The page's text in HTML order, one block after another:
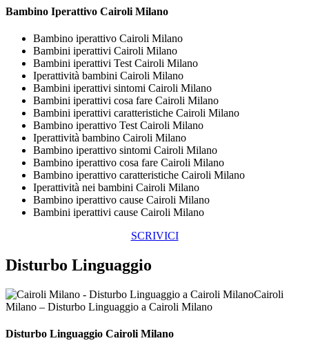
Bambino Iperattivo Cairoli Milano
Bambino iperattivo Cairoli Milano
Bambini iperattivi Cairoli Milano
Bambini iperattivi Test Cairoli Milano
Iperattività bambini Cairoli Milano
Bambini iperattivi sintomi Cairoli Milano
Bambini iperattivi cosa fare Cairoli Milano
Bambini iperattivi caratteristiche Cairoli Milano
Bambino iperattivo Test Cairoli Milano
Iperattività bambino Cairoli Milano
Bambino iperattivo sintomi Cairoli Milano
Bambino iperattivo cosa fare Cairoli Milano
Bambino iperattivo caratteristiche Cairoli Milano
Iperattività nei bambini Cairoli Milano
Bambino iperattivo cause Cairoli Milano
Bambini iperattivi cause Cairoli Milano
SCRIVICI
Disturbo Linguaggio
Cairoli
Milano – Disturbo Linguaggio a Cairoli Milano
Disturbo Linguaggio Cairoli Milano